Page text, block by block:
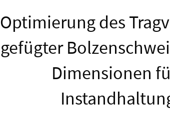
Optimierung des
gefügter
Dimensionen